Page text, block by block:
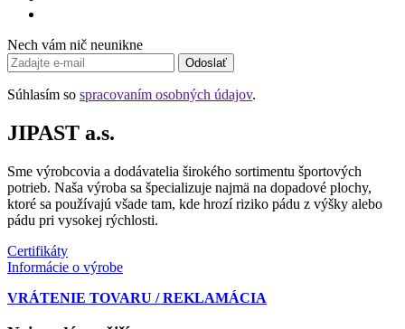
Nech vám nič neunikne
Odoslať
Súhlasím so spracovaním osobných údajov.
JIPAST a.s.
Sme výrobcovia a dodávatelia širokého sortimentu športových
potrieb. Naša výroba sa špecializuje najmä na dopadové plochy,
ktoré sa používajú všade tam, kde hrozí riziko pádu z výšky alebo
pádu pri vysokej rýchlosti.
Certifikáty
Informácie o výrobe
VRÁTENIE TOVARU / REKLAMÁCIA